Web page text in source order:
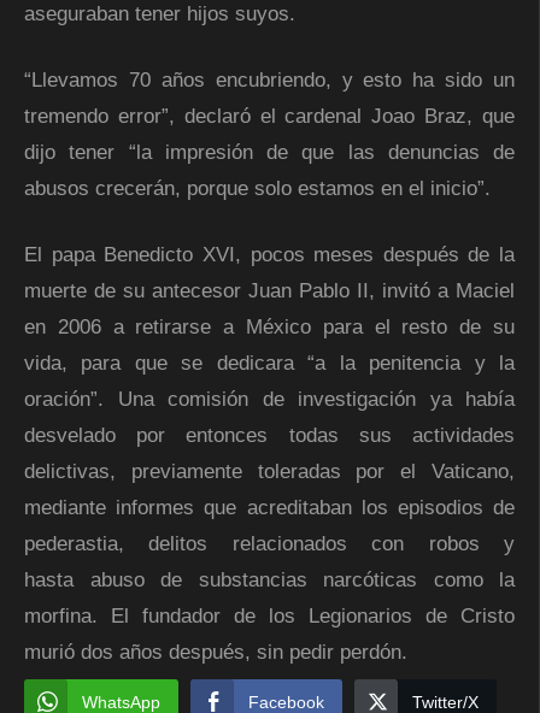
aseguraban tener hijos suyos.
“Llevamos 70 años encubriendo, y esto ha sido un
tremendo error”, declaró el cardenal Joao Braz, que
dijo tener “la impresión de que las denuncias de
abusos crecerán, porque solo estamos en el inicio”.
El papa Benedicto XVI, pocos meses después de la
muerte de su antecesor Juan Pablo II, invitó a Maciel
en 2006 a retirarse a México para el resto de su
vida, para que se dedicara “a la penitencia y la
oración”. Una comisión de investigación ya había
desvelado por entonces todas sus actividades
delictivas, previamente toleradas por el Vaticano,
mediante informes que acreditaban los episodios de
pederastia, delitos relacionados con robos y
hasta abuso de substancias narcóticas como la
morfina. El fundador de los Legionarios de Cristo
murió dos años después, sin pedir perdón.
WhatsApp Facebook Twitter/X